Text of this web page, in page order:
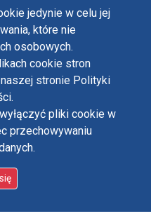
jedynie w celu jej
które nie
osobowych.
cookie stron
stronie Polityki
pliki cookie w
przechowywaniu
Górę z Jasnogórskim Centrum
w klasztorze OO.